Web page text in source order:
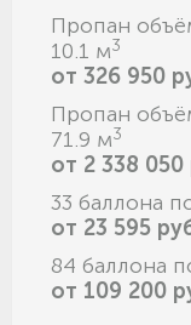
Пропан
10.1 м3
от 326 950
Пропан
71.9 м3
от 2 338
33 баллона
от 23 595
84 баллона
от 109 200